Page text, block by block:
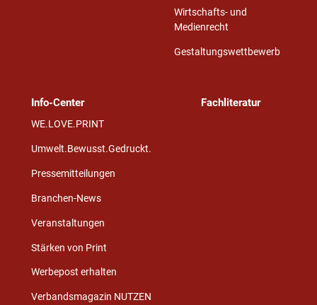
Wirtschafts- und
Medienrecht
Gestaltungswettbewerb
Info-Center
WE.LOVE.PRINT
Umwelt.Bewusst.Gedruckt.
Pressemitteilungen
Branchen-News
Veranstaltungen
Stärken von Print
Werbepost erhalten
Verbandsmagazin NUTZEN
Fachliteratur